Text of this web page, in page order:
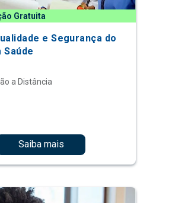
Gratuita
e Segurança do
Saúde
a Distância
Saiba mais